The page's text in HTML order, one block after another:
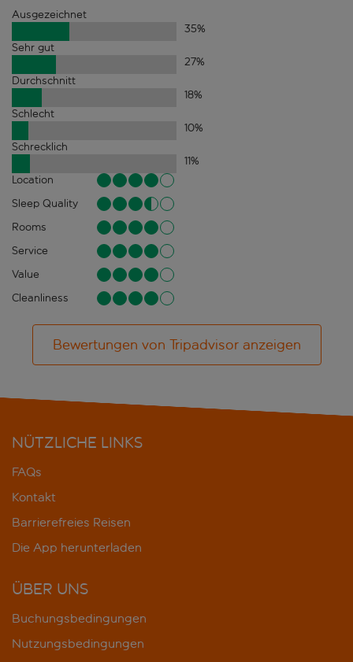
Ausgezeichnet
35%
Sehr gut
27%
Durchschnitt
18%
Schlecht
10%
Schrecklich
11%
Location
Sleep Quality
Rooms
Service
Value
Cleanliness
Bewertungen von Tripadvisor anzeigen
NÜTZLICHE LINKS
FAQs
Kontakt
Barrierefreies Reisen
Die App herunterladen
ÜBER UNS
Buchungsbedingungen
Nutzungsbedingungen